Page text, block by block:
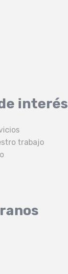
interés
trabajo